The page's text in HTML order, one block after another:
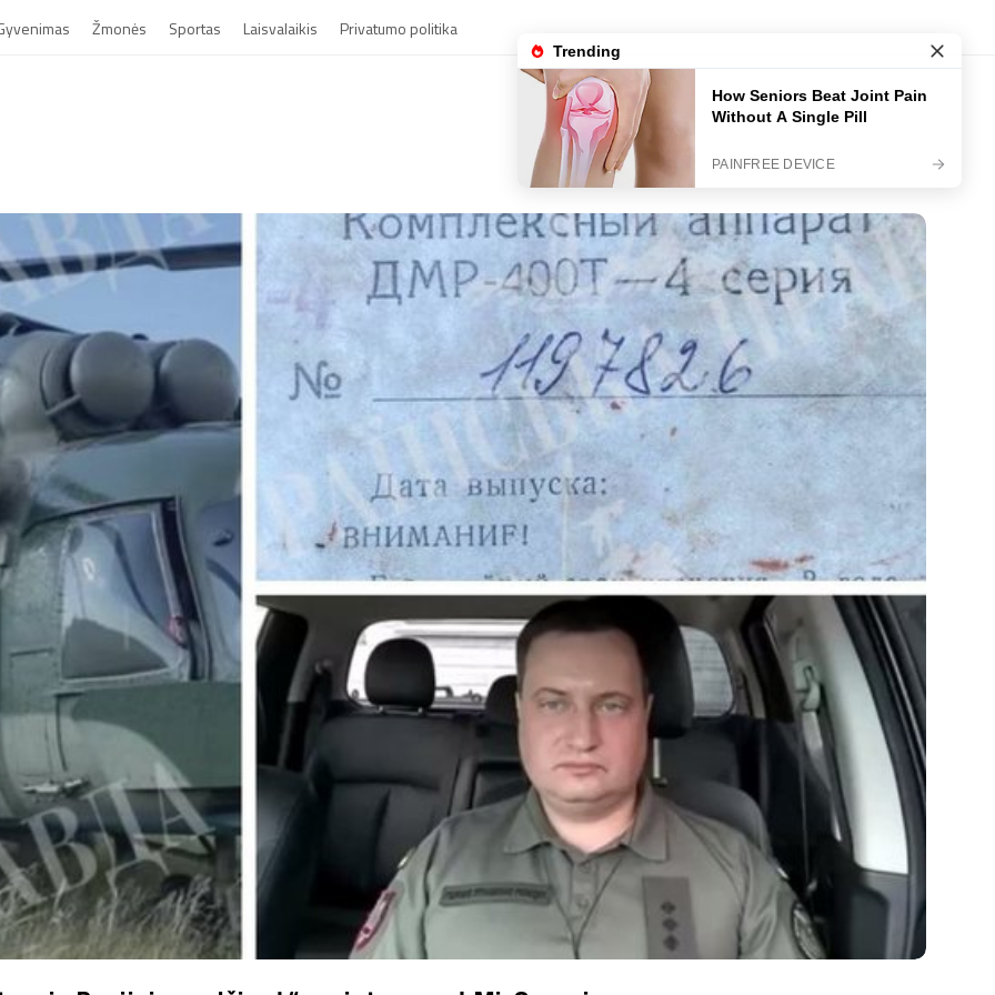
Žmonės Sportas Laisvalaikis Privatumo politika